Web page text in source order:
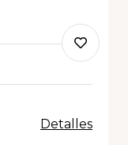
Detalles